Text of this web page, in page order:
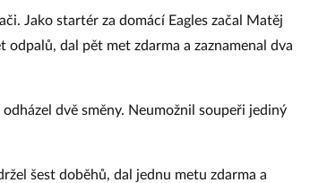
Jako startér za domácí Eagles začal Matěj
dal pět met zdarma a zaznamenal dva
dvě směny. Neumožnil soupeři jediný
šest doběhů, dal jednu metu zdarma a